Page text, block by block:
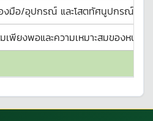
งมือ/อุปกรณ์ และโสตทัศนูปกรณ์ในห้
พียงพอและความเหมาะสมของหนั